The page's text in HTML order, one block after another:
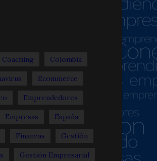
Coaching Colombia
Ecommerce
Emprendedores
Empresas España
Finanzas Gestión
Gestión Empresarial